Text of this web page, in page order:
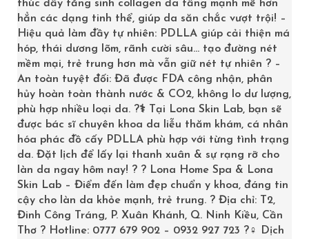
thúc đẩy tăng sinh collagen đa tầng mạnh mẽ hơn
hẳn các dạng tinh thể, giúp da săn chắc vượt trội! –
Hiệu quả làm đầy tự nhiên: PDLLA giúp cải thiện má
hóp, thái dương lõm, rãnh cười sâu… tạo đường nét
mềm mại, trẻ trung hơn mà vẫn giữ nét tự nhiên ? –
An toàn tuyệt đối: Đã được FDA công nhận, phân
hủy hoàn toàn thành nước & CO2, không lo dư lượng,
phù hợp nhiều loại da. ?‍⚕️ Tại Lona Skin Lab, bạn sẽ
được bác sĩ chuyên khoa da liễu thăm khám, cá nhân
hóa phác đồ cấy PDLLA phù hợp với từng tình trạng
da. Đặt lịch để lấy lại thanh xuân & sự rạng rỡ cho
làn da ngay hôm nay! ? ? Lona Home Spa & Lona
Skin Lab – Điểm đến làm đẹp chuẩn y khoa, đáng tin
cậy cho làn da khỏe mạnh, trẻ trung. ? Địa chỉ: T2,
Đinh Công Tráng, P. Xuân Khánh, Q. Ninh Kiều, Cần
Thơ ? Hotline: 0777 679 902 – 0932 927 723 ?‍♀️ Dịch